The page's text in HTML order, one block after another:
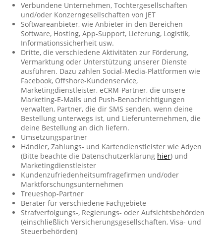
Verbundene Unternehmen, Tochtergesellschaften
und/oder Konzerngesellschaften von JET
Softwareanbieter, wie Anbieter in den Bereichen
Software, Hosting, App-Support, Lieferung, Logistik,
Informationssicherheit usw.
Dritte, die verschiedene Aktivitäten zur Förderung,
Vermarktung oder Unterstützung unserer Dienste
ausführen. Dazu zählen Social-Media-Plattformen wie
Facebook, Offshore-Kundenservice,
Marketingdienstleister, eCRM-Partner, die unsere
Marketing-E-Mails und Push-Benachrichtigungen
verwalten, Partner, die dir SMS senden, wenn deine
Bestellung unterwegs ist, und Lieferunternehmen, die
deine Bestellung an dich liefern.
Umsetzungspartner
Händler, Zahlungs- und Kartendienstleister wie Adyen
(Bitte beachte die Datenschutzerklärung hier) und
Marketingdienstleister
Kundenzufriedenheitsumfragefirmen und/oder
Marktforschungsunternehmen
Treueshop-Partner
Berater für verschiedene Fachgebiete
Strafverfolgungs-, Regierungs- oder Aufsichtsbehörden
(einschließlich Versicherungsgesellschaften, Visa- und
Steuerbehörden)